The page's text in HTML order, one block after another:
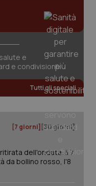
e
e condivisione
Tutti gli speciali
[7 giorni] [30 giorni]
dell'ondata: il 7
da bollino rosso, l'8